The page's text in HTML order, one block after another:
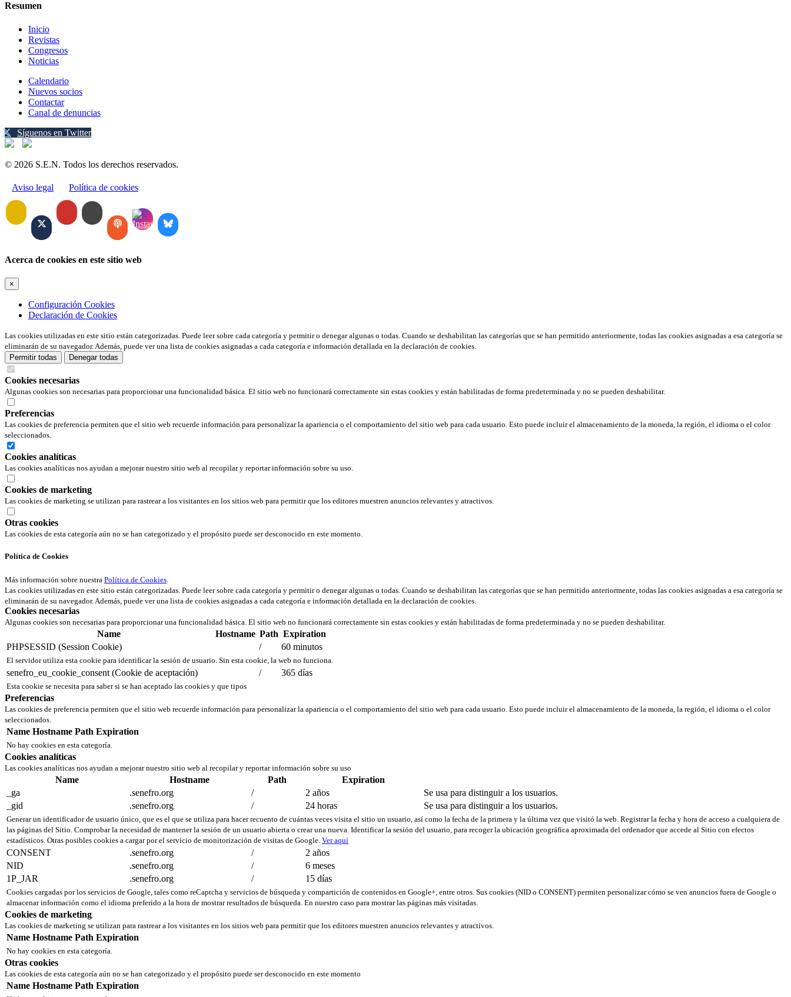
Resumen
Inicio
Revistas
Congresos
Noticias
Calendario
Nuevos socios
Contactar
Canal de denuncias
Síguenos en Twitter
© 2026 S.E.N. Todos los derechos reservados.
Aviso legal Política de cookies
Acerca de cookies en este sitio web
×
Configuración Cookies
Declaración de Cookies
Las cookies utilizadas en este sitio están categorizadas. Puede leer sobre cada categoría y permitir o denegar algunas o todas. Cuando se deshabilitan las categorías que se han permitido anteriormente, todas las cookies asignadas a esa categoría se
eliminarán de su navegador. Además, puede ver una lista de cookies asignadas a cada categoría e información detallada en la declaración de cookies.
Permitir todas
Denegar todas
Cookies necesarias
Algunas cookies son necesarias para proporcionar una funcionalidad básica. El sitio web no funcionará correctamente sin estas cookies y están habilitadas de forma predeterminada y no se pueden deshabilitar.
Preferencias
Las cookies de preferencia permiten que el sitio web recuerde información para personalizar la apariencia o el comportamiento del sitio web para cada usuario. Esto puede incluir el almacenamiento de la moneda, la región, el idioma o el color
seleccionados.
Cookies analíticas
Las cookies analíticas nos ayudan a mejorar nuestro sitio web al recopilar y reportar información sobre su uso.
Cookies de marketing
Las cookies de marketing se utilizan para rastrear a los visitantes en los sitios web para permitir que los editores muestren anuncios relevantes y atractivos.
Otras cookies
Las cookies de esta categoría aún no se han categorizado y el propósito puede ser desconocido en este momento.
Política de Cookies
Más información sobre nuestra Política de Cookies.
Las cookies utilizadas en este sitio están categorizadas. Puede leer sobre cada categoría y permitir o denegar algunas o todas. Cuando se deshabilitan las categorías que se han permitido anteriormente, todas las cookies asignadas a esa categoría se
eliminarán de su navegador. Además, puede ver una lista de cookies asignadas a cada categoría e información detallada en la declaración de cookies.
Cookies necesarias
Algunas cookies son necesarias para proporcionar una funcionalidad básica. El sitio web no funcionará correctamente sin estas cookies y están habilitadas de forma predeterminada y no se pueden deshabilitar.
Name Hostname Path Expiration
PHPSESSID (Session Cookie)
/ 60 minutos
El servidor utiliza esta cookie para identificar la sesión de usuario. Sin esta cookie, la web no funciona.
senefro_eu_cookie_consent (Cookie de aceptación) / 365 días
Esta cookie se necesita para saber si se han aceptado las cookies y que tipos
Preferencias
Las cookies de preferencia permiten que el sitio web recuerde información para personalizar la apariencia o el comportamiento del sitio web para cada usuario. Esto puede incluir el almacenamiento de la moneda, la región, el idioma o el color
seleccionados.
Name Hostname Path Expiration
No hay cookies en esta categoría.
Cookies analíticas
Las cookies analíticas nos ayudan a mejorar nuestro sitio web al recopilar y reportar información sobre su uso
Name Hostname Path
Expiration
_ga
.senefro.org / 2 años
Se usa para distinguir a los usuarios.
_gid
.senefro.org / 24 horas Se usa para distinguir a los usuarios.
Generar un identificador de usuario único, que es el que se utiliza para hacer recuento de cuántas veces visita el sitio un usuario, así como la fecha de la primera y la última vez que visitó la web. Registrar la fecha y hora de acceso a cualquiera de
las páginas del Sitio. Comprobar la necesidad de mantener la sesión de un usuario abierta o crear una nueva. Identificar la sesión del usuario, para recoger la ubicación geográfica aproximada del ordenador que accede al Sitio con efectos
estadísticos. Otras posibles cookies a cargar por el servicio de monitorización de visitas de Google. Ver aquí
CONSENT .senefro.org /
2 años
NID
.senefro.org /
6 meses
1P_JAR
.senefro.org / 15 días
Cookies cargadas por los servicios de Google, tales como reCaptcha y servicios de búsqueda y compartición de contenidos en Google+, entre otros. Sus cookies (NID o CONSENT) permiten personalizar cómo se ven anuncios fuera de Google o
almacenar información como el idioma preferido a la hora de mostrar resultados de búsqueda. En nuestro caso para mostrar las páginas más visitadas.
Cookies de marketing
Las cookies de marketing se utilizan para rastrear a los visitantes en los sitios web para permitir que los editores muestren anuncios relevantes y atractivos.
Name Hostname Path Expiration
No hay cookies en esta categoría.
Otras cookies
Las cookies de esta categoría aún no se han categorizado y el propósito puede ser desconocido en este momento
Name Hostname Path Expiration